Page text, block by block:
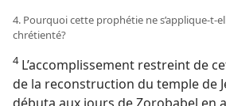
4. Pourquoi cette prophétie ne s’applique-​t-​
chrétienté?
4L’accomplissement restreint de
de la reconstruction du temple de